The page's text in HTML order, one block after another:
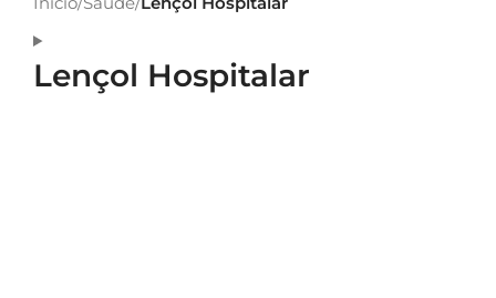
Lençol Hospitalar